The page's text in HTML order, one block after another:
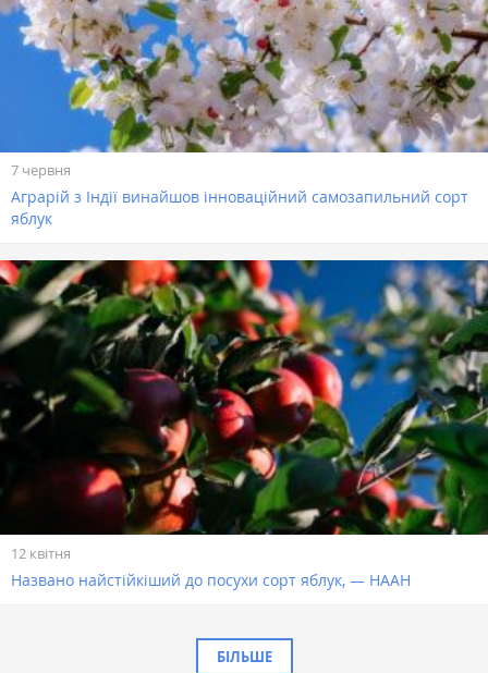
7 червня
Аграрій з Індії винайшов інноваційний самозапильний сорт
яблук
12 квітня
Названо найстійкіший до посухи сорт яблук, — НААН
БІЛЬШЕ